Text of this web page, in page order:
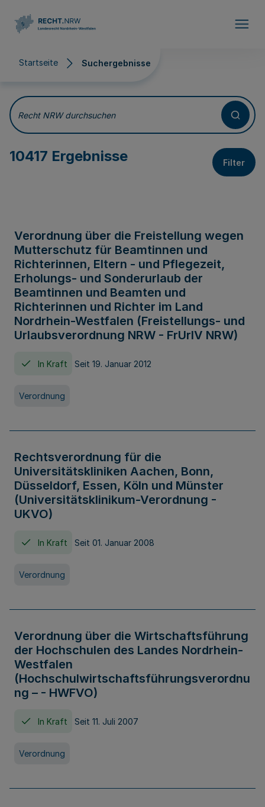
Startseite Suchergebnisse
Suchergebnisse
Recht NRW durchsuchen
10417 Ergebnisse Filter
Verordnung über die Freistellung wegen
Mutterschutz für Beamtinnen und
Richterinnen, Eltern - und Pflegezeit,
Erholungs- und Sonderurlaub der
Beamtinnen und Beamten und
Richterinnen und Richter im Land
Nordrhein-Westfalen (Freistellungs- und
Urlaubsverordnung NRW - FrUrlV NRW)
In Kraft Seit 19. Januar 2012
Verordnung
Rechtsverordnung für die
Universitätskliniken Aachen, Bonn,
Düsseldorf, Essen, Köln und Münster
(Universitätsklinikum-Verordnung -
UKVO)
In Kraft Seit 01. Januar 2008
Verordnung
Verordnung über die Wirtschaftsführung
der Hochschulen des Landes Nordrhein-
Westfalen
(Hochschulwirtschaftsführungsverordnu
ng – - HWFVO)
In Kraft Seit 11. Juli 2007
Verordnung